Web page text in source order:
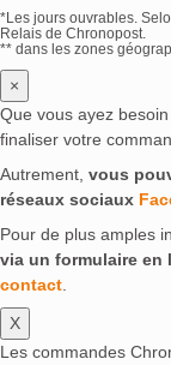
*Les jours ouvrables.
Relais de Chronopost.
** dans les zones
×
Que vous ayez
finaliser votre
Autrement, vous
réseaux sociaux
Pour de plus amples
via un formulaire en
contact
X
Les commandes